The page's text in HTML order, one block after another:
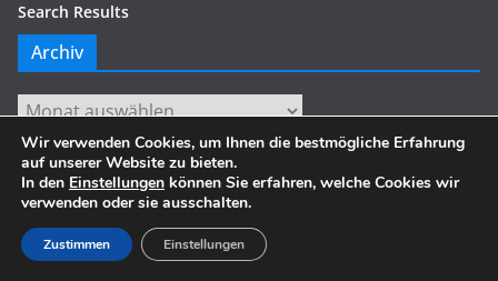
Search Results
Archiv
Archiv
Copyright © 2026. Alle Rechte vorbehalten.
Theme:ColorMag von ThemeGrill. Präsentiert von
Wir verwenden Cookies, um Ihnen die bestmögliche Erfahrung
auf unserer Website zu bieten.
In den Einstellungen können Sie erfahren, welche Cookies wir
verwenden oder sie ausschalten.
Zustimmen Einstellungen